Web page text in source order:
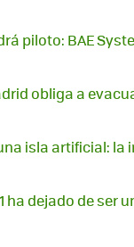
piloto: BAE
obliga a
isla artificial: la
ha dejado de ser